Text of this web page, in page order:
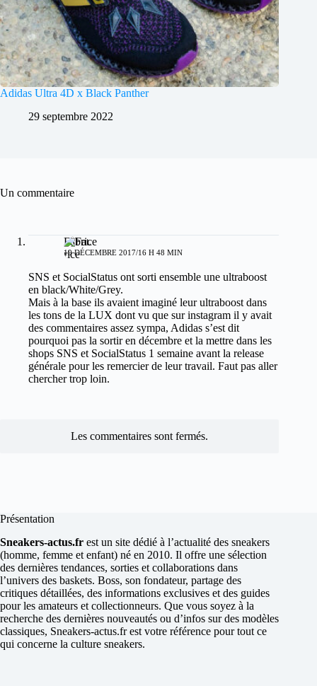
Adidas Ultra 4D x Black Panther
29 septembre 2022
Un commentaire
Fabrice
19 DÉCEMBRE 2017/16 H 48 MIN
SNS et SocialStatus ont sorti ensemble une ultraboost
en black/White/Grey.
Mais à la base ils avaient imaginé leur ultraboost dans
les tons de la LUX dont vu que sur instagram il y avait
des commentaires assez sympa, Adidas s’est dit
pourquoi pas la sortir en décembre et la mettre dans les
shops SNS et SocialStatus 1 semaine avant la release
générale pour les remercier de leur travail. Faut pas aller
chercher trop loin.
Les commentaires sont fermés.
Présentation
Sneakers-actus.fr est un site dédié à l’actualité des sneakers
(homme, femme et enfant) né en 2010. Il offre une sélection
des dernières tendances, sorties et collaborations dans
l’univers des baskets. Boss, son fondateur, partage des
critiques détaillées, des informations exclusives et des guides
pour les amateurs et collectionneurs. Que vous soyez à la
recherche des dernières nouveautés ou d’infos sur des modèles
classiques, Sneakers-actus.fr est votre référence pour tout ce
qui concerne la culture sneakers.